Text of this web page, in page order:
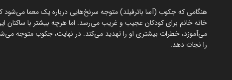
هنگامی که جکوب (آسا باترفیلد) متوجه سرنخ‌هایی درباره یک معما
خانه خانم برای کودکان عجیب و غریب می‌رسد. اما هرچه بیشتر با ساکنان
می‌آموزد، خطرات بیشتری او را تهدید می‌کند. در نهایت، جکوب متوجه
را نجات دهد.